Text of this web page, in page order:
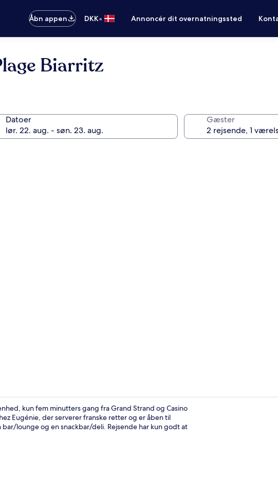
Åbn appen DKK• Annoncér dit overnatningssted
Biarritz
Datoer Gæster
kun fem minutters gang fra Grand Strand og Casino
Eugénie, der serverer franske retter og er åben til
lounge og en snackbar/deli. Rejsende har kun godt at